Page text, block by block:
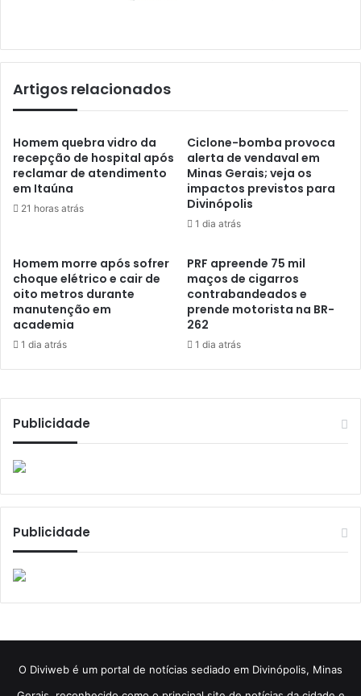
Artigos relacionados
Homem quebra vidro da
recepção de hospital após
reclamar de atendimento
em Itaúna
21 horas atrás
Ciclone-bomba provoca
alerta de vendaval em
Minas Gerais; veja os
impactos previstos para
Divinópolis
1 dia atrás
Homem morre após sofrer
choque elétrico e cair de
oito metros durante
manutenção em
academia
1 dia atrás
PRF apreende 75 mil
maços de cigarros
contrabandeados e
prende motorista na BR-
262
1 dia atrás
Publicidade
Publicidade
​O Diviweb é um portal de notícias sediado em Divinópolis, Minas